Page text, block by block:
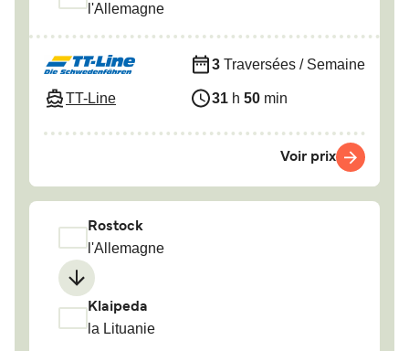
l'Allemagne
TT-Line
3 Traversées / Semaine
31 h 50 min
Voir prix
Rostock
l'Allemagne
Klaipeda
la Lituanie